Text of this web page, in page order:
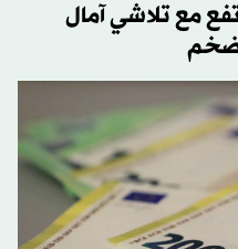
مع تلاشي آمال